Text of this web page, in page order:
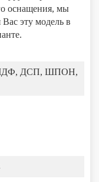
оснащения, мы
эту модель в
ДСП, ШПОН,